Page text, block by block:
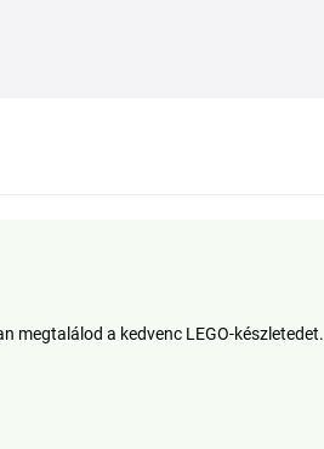
megtalálod a kedvenc LEGO-készletedet.